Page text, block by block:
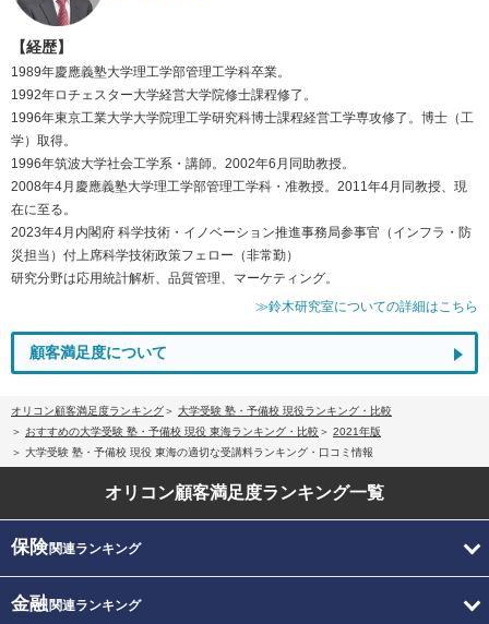
【経歴】
1989年慶應義塾大学理工学部管理工学科卒業。
1992年ロチェスター大学経営大学院修士課程修了。
1996年東京工業大学大学院理工学研究科博士課程経営工学専攻修了。博士（工
学）取得。
1996年筑波大学社会工学系・講師。2002年6月同助教授。
2008年4月慶應義塾大学理工学部管理工学科・准教授。2011年4月同教授、現
在に至る。
2023年4月内閣府 科学技術・イノベーション推進事務局参事官（インフラ・防
災担当）付上席科学技術政策フェロー（非常勤）
研究分野は応用統計解析、品質管理、マーケティング。
≫鈴木研究室についての詳細はこちら
顧客満足度について
オリコン顧客満足度ランキング
大学受験 塾・予備校 現役ランキング・比較
おすすめの大学受験 塾・予備校 現役 東海ランキング・比較
2021年版
大学受験 塾・予備校 現役 東海の適切な受講料ランキング・口コミ情報
オリコン顧客満足度ランキング一覧
保険関連ランキング
金融関連ランキング